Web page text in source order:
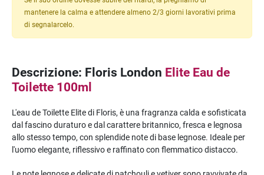
mantenere la calma e attendere almeno 2/3 giorni lavorativi prima
di segnalarcelo.
Descrizione: Floris London Elite Eau de
Toilette 100ml
L'eau de Toilette Elite di Floris, è una fragranza calda e sofisticata
dal fascino duraturo e dal carattere britannico, fresca e legnosa
allo stesso tempo, con splendide note di base legnose. Ideale per
l'uomo elegante, riflessivo e raffinato con flemmatico distacco.